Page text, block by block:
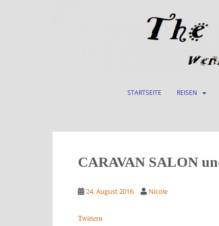
STARTSEITE REISEN
CARAVAN SALON
24. August 2016 Nicole
Twittern